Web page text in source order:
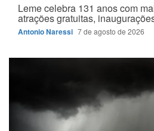
Leme celebra 131 anos com
atrações gratuitas,
Antonio Naressi 7 de agosto de 2026